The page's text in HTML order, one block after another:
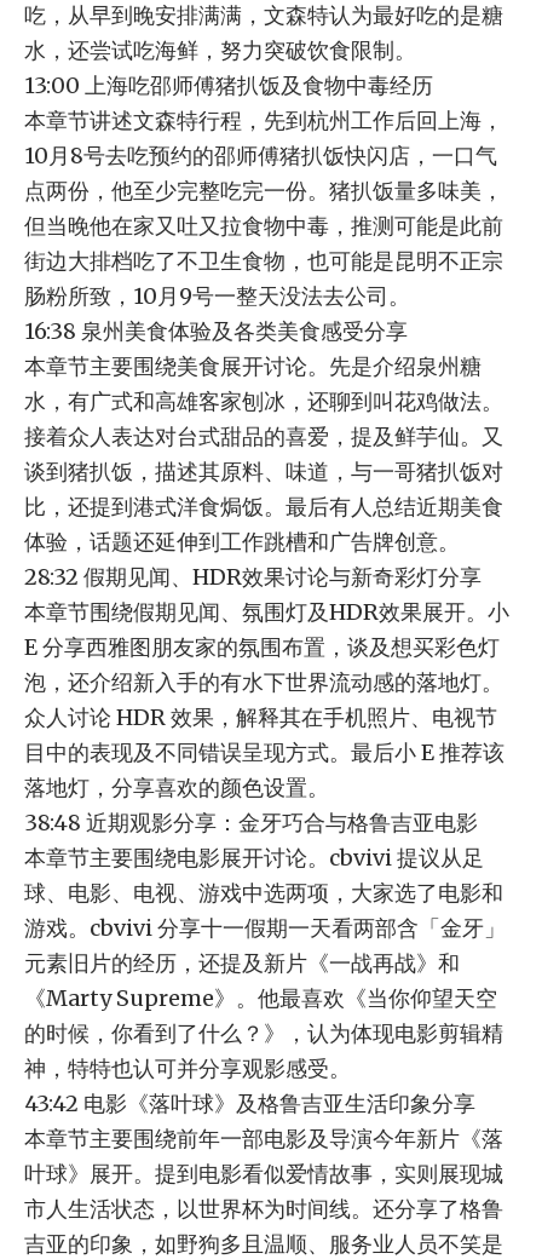
吃，从早到晚安排满满，文森特认为最好吃的是糖
水，还尝试吃海鲜，努力突破饮食限制。
13:00 上海吃邵师傅猪扒饭及食物中毒经历
本章节讲述文森特行程，先到杭州工作后回上海，
10月8号去吃预约的邵师傅猪扒饭快闪店，一口气
点两份，他至少完整吃完一份。猪扒饭量多味美，
但当晚他在家又吐又拉食物中毒，推测可能是此前
街边大排档吃了不卫生食物，也可能是昆明不正宗
肠粉所致，10月9号一整天没法去公司。
16:38 泉州美食体验及各类美食感受分享
本章节主要围绕美食展开讨论。先是介绍泉州糖
水，有广式和高雄客家刨冰，还聊到叫花鸡做法。
接着众人表达对台式甜品的喜爱，提及鲜芋仙。又
谈到猪扒饭，描述其原料、味道，与一哥猪扒饭对
比，还提到港式洋食焗饭。最后有人总结近期美食
体验，话题还延伸到工作跳槽和广告牌创意。
28:32 假期见闻、HDR效果讨论与新奇彩灯分享
本章节围绕假期见闻、氛围灯及HDR效果展开。小
E 分享西雅图朋友家的氛围布置，谈及想买彩色灯
泡，还介绍新入手的有水下世界流动感的落地灯。
众人讨论 HDR 效果，解释其在手机照片、电视节
目中的表现及不同错误呈现方式。最后小 E 推荐该
落地灯，分享喜欢的颜色设置。
38:48 近期观影分享：金牙巧合与格鲁吉亚电影
本章节主要围绕电影展开讨论。cbvivi 提议从足
球、电影、电视、游戏中选两项，大家选了电影和
游戏。cbvivi 分享十一假期一天看两部含「金牙」
元素旧片的经历，还提及新片《一战再战》和
《Marty Supreme》。他最喜欢《当你仰望天空
的时候，你看到了什么？》，认为体现电影剪辑精
神，特特也认可并分享观影感受。
43:42 电影《落叶球》及格鲁吉亚生活印象分享
本章节主要围绕前年一部电影及导演今年新片《落
叶球》展开。提到电影看似爱情故事，实则展现城
市人生活状态，以世界杯为时间线。还分享了格鲁
吉亚的印象，如野狗多且温顺、服务业人员不笑是